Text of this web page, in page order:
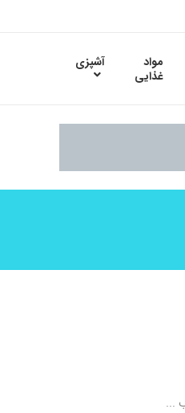
مواد
غذایی
آشپزی